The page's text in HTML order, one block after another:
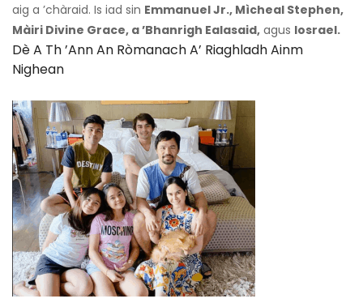
aig a ’chàraid. Is iad sin Emmanuel Jr., Mìcheal Stephen,
Màiri Divine Grace, a ’Bhanrigh Ealasaid, agus Iosrael.
Dè A Th ’ann An Ròmanach A’ Riaghladh Ainm
Nighean